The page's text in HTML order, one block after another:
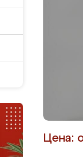
Цена: